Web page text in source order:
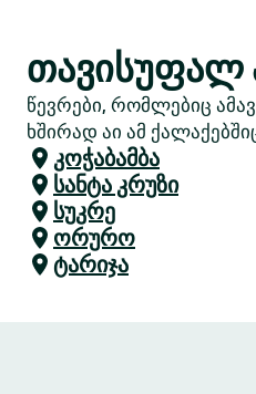
თავისუფალ
წევრები, რომლებიც
ხშირად აი ამ
კოჭაბამბა
სანტა კრუზი
სუკრე
ორურო
ტარიჯა